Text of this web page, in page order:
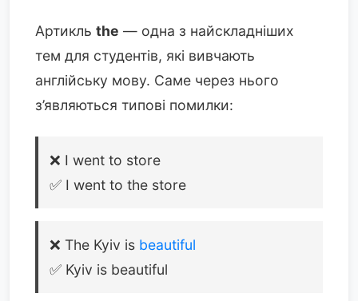
Артикль the — одна з найскладніших
тем для студентів, які вивчають
англійську мову. Саме через нього
з’являються типові помилки:
❌ I went to store
✅ I went to the store
❌ The Kyiv is beautiful
✅ Kyiv is beautiful